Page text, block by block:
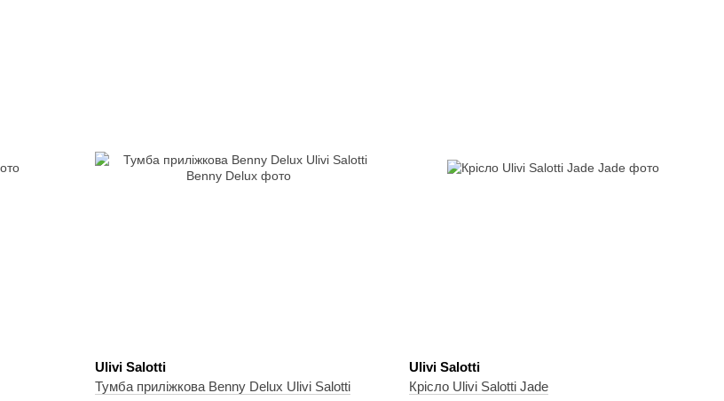
Ulivi Salotti
Тумба приліжкова Benny Delux Ulivi Salotti
Ulivi Salotti
Крісло Ulivi Salotti Jade